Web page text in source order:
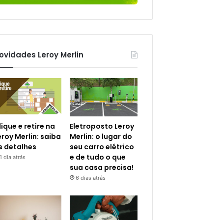
Leroy Merlin
e retire na
Merlin: saiba
detalhes
1 dia atrás
Eletroposto Leroy
Merlin: o lugar do
seu carro elétrico
e de tudo o que
sua casa precisa!
6 dias atrás